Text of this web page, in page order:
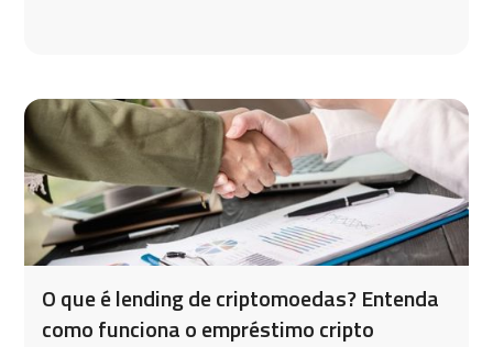
O que é lending de criptomoedas? Entenda
como funciona o empréstimo cripto